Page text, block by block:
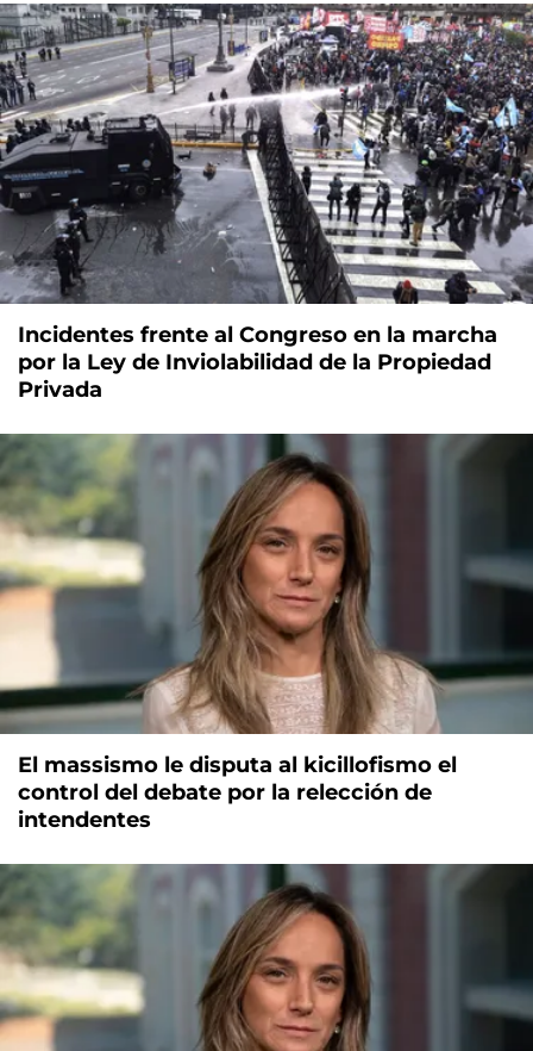
Incidentes frente al Congreso en la marcha
por la Ley de Inviolabilidad de la Propiedad
Privada
El massismo le disputa al kicillofismo el
control del debate por la relección de
intendentes